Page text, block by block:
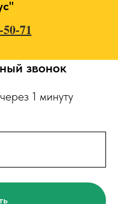
71
звонок
1 минуту